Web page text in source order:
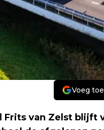
Voeg
Frits van Zelst